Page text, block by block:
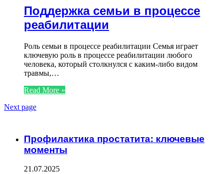
Поддержка семьи в процессе
реабилитации
Роль семьи в процессе реабилитации Семья играет
ключевую роль в процессе реабилитации любого
человека, который столкнулся с каким-либо видом
травмы,…
Read More »
Next page
Профилактика простатита: ключевые
моменты
21.07.2025